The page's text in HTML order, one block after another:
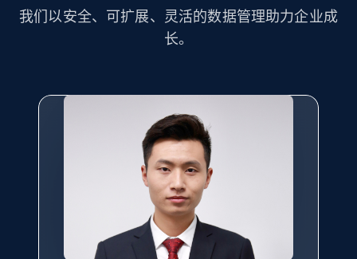
我们以安全、可扩展、灵活的数据管理助力企业成
长。